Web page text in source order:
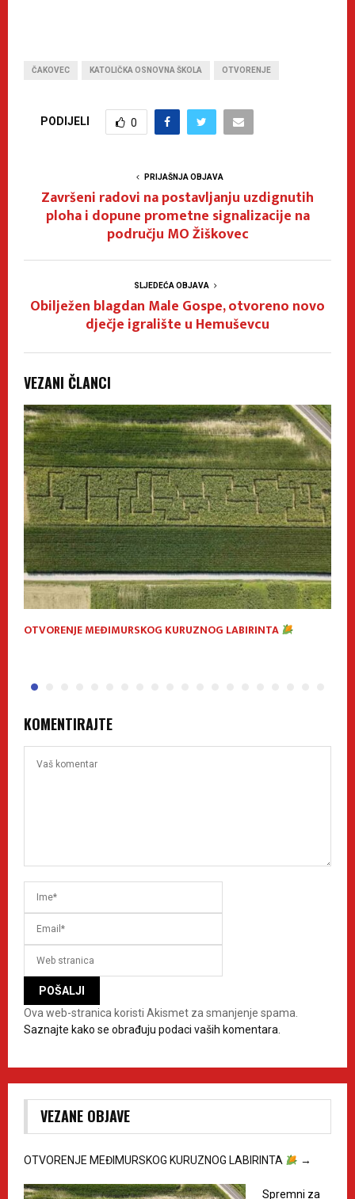
ČAKOVEC KATOLIČKA OSNOVNA ŠKOLA OTVORENJE
PODIJELI 0
PRIJAŠNJA OBJAVA
Završeni radovi na postavljanju uzdignutih
ploha i dopune prometne signalizacije na
području MO Žiškovec
SLJEDEĆA OBJAVA
Obilježen blagdan Male Gospe, otvoreno novo
dječje igralište u Hemuševcu
VEZANI ČLANCI
OTVORENJE MEĐIMURSKOG KURUZNOG LABIRINTA
KOMENTIRAJTE
Ova web-stranica koristi Akismet za smanjenje spama.
Saznajte kako se obrađuju podaci vaših komentara.
VEZANE OBJAVE
OTVORENJE MEĐIMURSKOG KURUZNOG LABIRINTA →
Spremni za